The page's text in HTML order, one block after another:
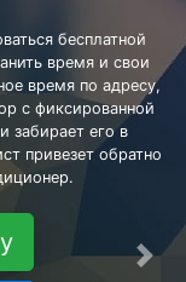
бесплатной
время и свои
время по адресу,
с фиксированной
забирает его в
привезет обратно